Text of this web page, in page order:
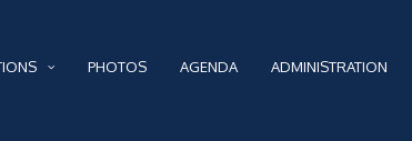
PHOTOS AGENDA ADMINISTRATION